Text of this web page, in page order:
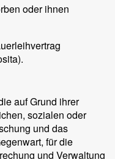
oder ihnen
auf Grund ihrer
sozialen oder
und das
für die
und Verwaltung